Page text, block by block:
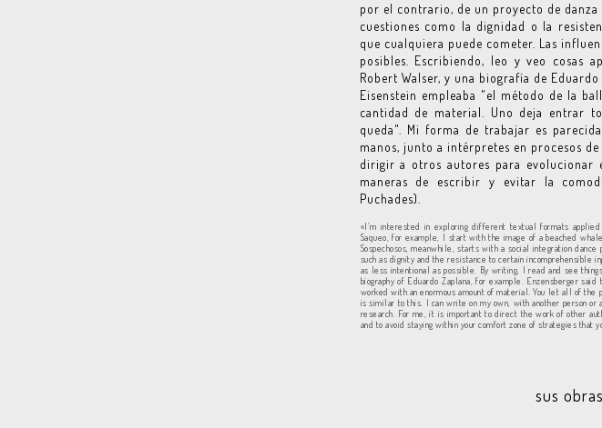
por el contrario, de un proyecto de
cuestiones como la dignidad o la
que cualquiera puede cometer. Las
posibles. Escribiendo, leo y veo cosas
Robert Walser, y una biografía de
Eisenstein empleaba "el método de la
cantidad de material. Uno deja entrar
queda". Mi forma de trabajar es
manos, junto a intérpretes en procesos
dirigir a otros autores para evolucionar
maneras de escribir y evitar la
Puchades).
«I’m interested in exploring different textual formats
Saqueo, for example, I start with the image of a beached
Sospechosos, meanwhile, starts with a social integration
such as dignity and the resistance to certain
as less intentional as possible. By writing, I read and see
biography of Eduardo Zaplana, for example. Enzensberger
worked with an enormous amount of material. You let all of
is similar to this. I can write on my own, with another person
research. For me, it is important to direct the work of other
and to avoid staying within your comfort zone of strategies that
sus